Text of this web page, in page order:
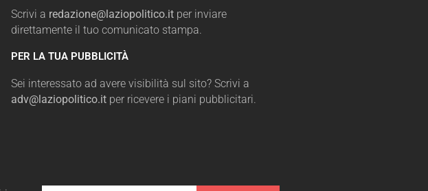
Scrivi a redazione@laziopolitico.itper inviare
direttamente il tuo comunicato stampa.
PER LA TUA PUBBLICITÀ
Sei interessato ad avere visibilità sul sito? Scrivi a
adv@laziopolitico.it per ricevere i piani pubblicitari.